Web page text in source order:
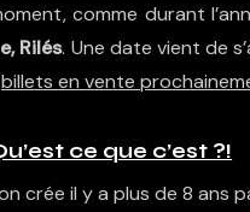
comme durant
Rilés. Une date vient de
billets en vente
ce que c’est ?!
crée il y a plus de 8 ans